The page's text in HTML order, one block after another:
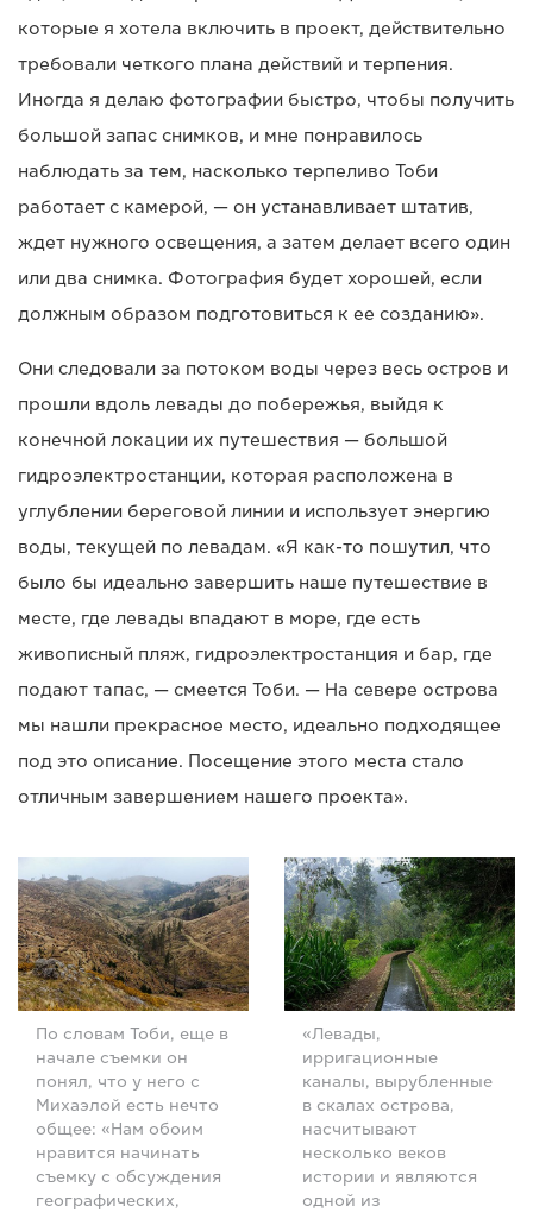
которые я хотела включить в проект, действительно
требовали четкого плана действий и терпения.
Иногда я делаю фотографии быстро, чтобы получить
большой запас снимков, и мне понравилось
наблюдать за тем, насколько терпеливо Тоби
работает с камерой, — он устанавливает штатив,
ждет нужного освещения, а затем делает всего один
или два снимка. Фотография будет хорошей, если
должным образом подготовиться к ее созданию».
Они следовали за потоком воды через весь остров и
прошли вдоль левады до побережья, выйдя к
конечной локации их путешествия — большой
гидроэлектростанции, которая расположена в
углублении береговой линии и использует энергию
воды, текущей по левадам. «Я как-то пошутил, что
было бы идеально завершить наше путешествие в
месте, где левады впадают в море, где есть
живописный пляж, гидроэлектростанция и бар, где
подают тапас, — смеется Тоби. — На севере острова
мы нашли прекрасное место, идеально подходящее
под это описание. Посещение этого места стало
отличным завершением нашего проекта».
По словам Тоби, еще в
начале съемки он
понял, что у него с
Михаэлой есть нечто
общее: «Нам обоим
нравится начинать
съемку с обсуждения
географических,
«Левады,
ирригационные
каналы, вырубленные
в скалах острова,
насчитывают
несколько веков
истории и являются
одной из